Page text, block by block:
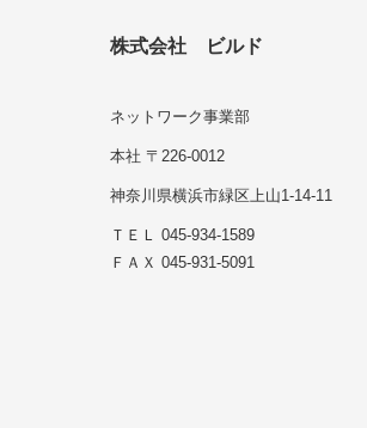
株式会社 ビルド
ネットワーク事業部
本社 〒226-0012
神奈川県横浜市緑区上山1-14-11
ＴＥＬ 045-934-1589
ＦＡＸ 045-931-5091